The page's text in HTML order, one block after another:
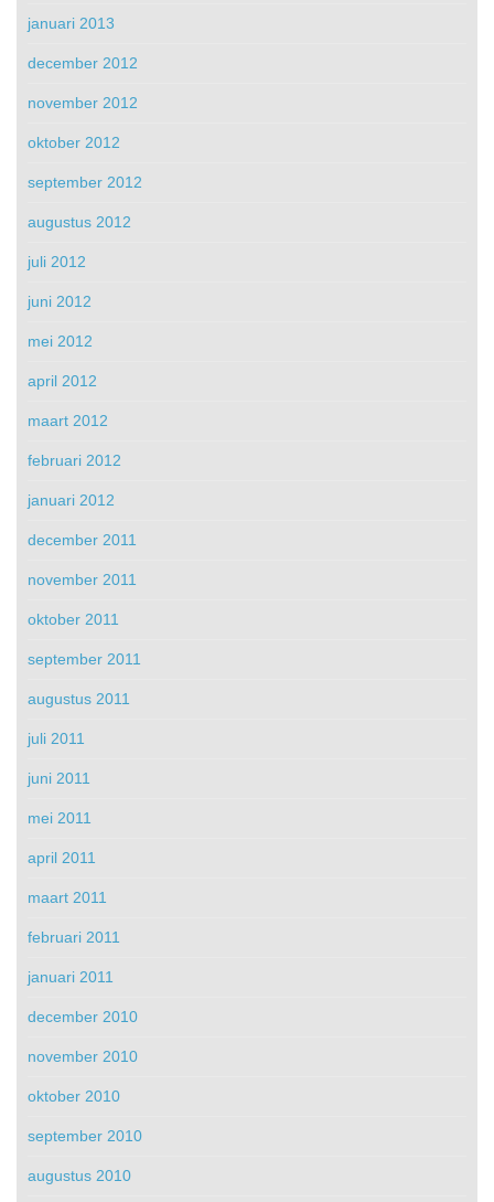
januari 2013
december 2012
november 2012
oktober 2012
september 2012
augustus 2012
juli 2012
juni 2012
mei 2012
april 2012
maart 2012
februari 2012
januari 2012
december 2011
november 2011
oktober 2011
september 2011
augustus 2011
juli 2011
juni 2011
mei 2011
april 2011
maart 2011
februari 2011
januari 2011
december 2010
november 2010
oktober 2010
september 2010
augustus 2010